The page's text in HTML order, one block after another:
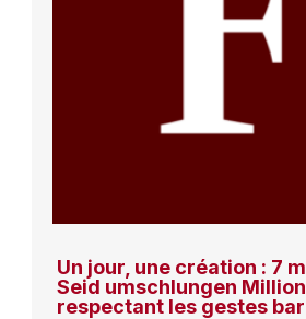
Un jour, une création : 7
Seid umschlungen
respectant les gestes